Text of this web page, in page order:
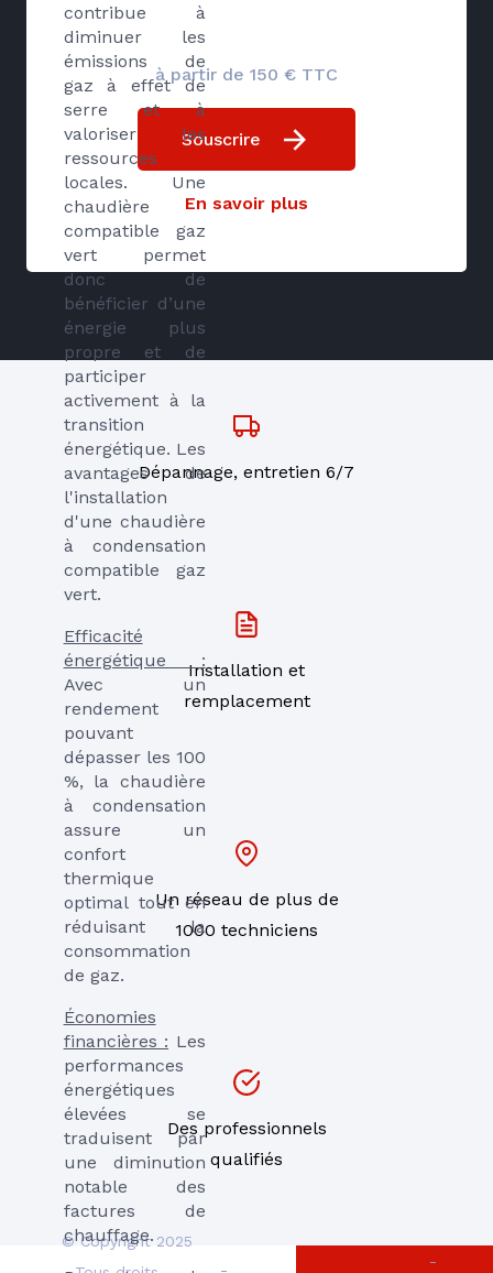
contribue à
diminuer les
émissions de
gaz à effet de
serre et à
valoriser les
ressources
locales. Une
chaudière
compatible gaz
vert permet
donc de
bénéficier d’une
énergie plus
propre et de
participer
activement à la
transition
énergétique. Les
avantages de
l'installation
d'une chaudière
à condensation
compatible gaz
vert.
Efficacité
énergétique :
Avec un
rendement
pouvant
dépasser les 100
%, la chaudière
à condensation
assure un
confort
thermique
optimal tout en
réduisant la
consommation
de gaz.
Économies
financières : Les
performances
énergétiques
élevées se
traduisent par
une diminution
notable des
factures de
chauffage.
à partir de 150 € TTC
Souscrire
En savoir plus
Dépannage, entretien 6/7
Installation et
remplacement
Un réseau de plus de
1000 techniciens
Des professionnels
qualifiés
© Copyright 2025
-